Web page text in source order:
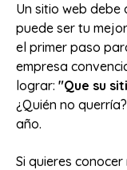
Un sitio web
puede ser tu
el primer paso
empresa
lograr: "Que su
¿Quién no
año.
Si quieres